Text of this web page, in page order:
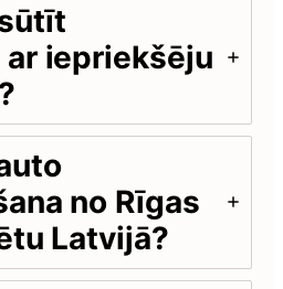
iepriekšēju
no Rīgas
Latvijā?